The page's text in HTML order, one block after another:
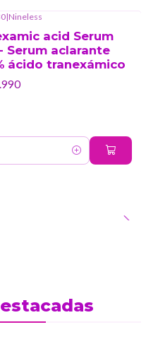
|Nineless
acid Serum
Serum aclarante
ácido tranexámico